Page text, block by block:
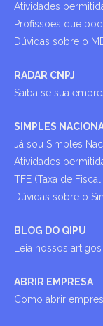
Atividades
Profissões que
Dúvidas sobre o
RADAR CNPJ
Saiba se sua
SIMPLES
Já sou Simples
Atividades
TFE (Taxa de
Dúvidas sobre o
BLOG DO QIPU
Leia nossos
ABRIR EMPRESA
Como abrir